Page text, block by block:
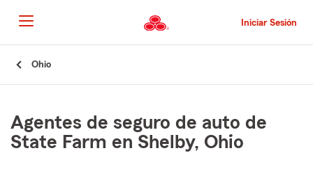
al
contenido
principal
Iniciar Sesión
Ohio
Agentes de seguro de auto de
State Farm en Shelby, Ohio